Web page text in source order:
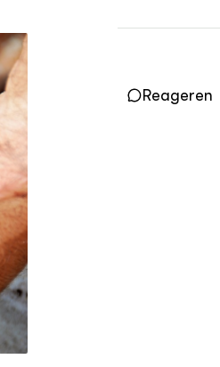
Reageren